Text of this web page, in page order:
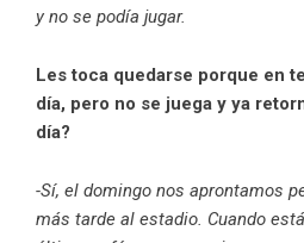
y no se podía jugar.
Les toca quedarse porque en
día, pero no se juega y ya
día?
-Sí, el domingo nos aprontamos
más tarde al estadio. Cuando